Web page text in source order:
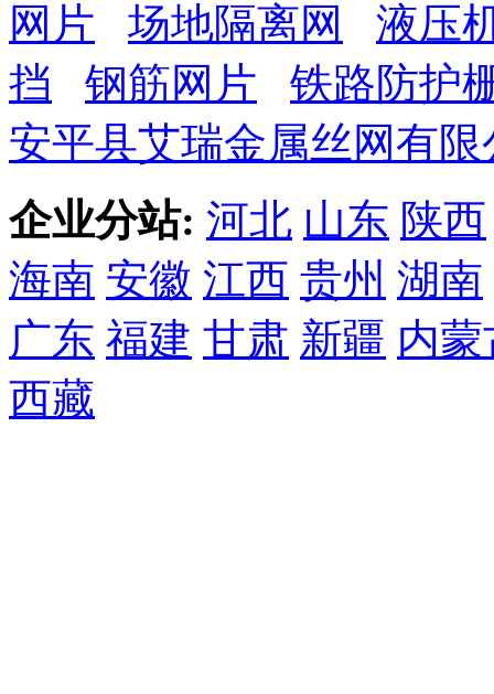
网片 场地隔离网
液压
挡
钢筋网片
铁路防护
安平县艾瑞金属丝网有限
企业分站: 河北 山东 陕西
海南 安徽 江西 贵州 湖南
广东 福建 甘肃 新疆 内蒙
西藏